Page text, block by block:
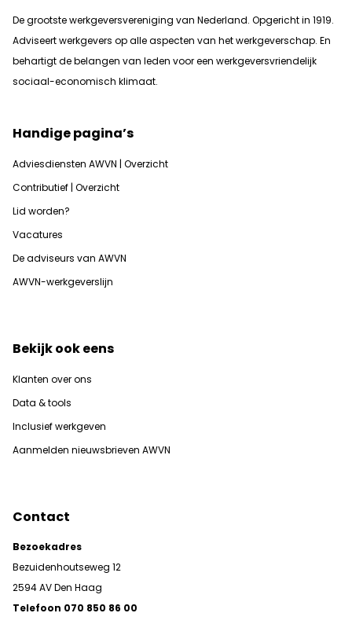
De grootste werkgeversvereniging van Nederland. Opgericht in 1919.
Adviseert werkgevers op alle aspecten van het werkgeverschap. En
behartigt de belangen van leden voor een werkgeversvriendelijk
sociaal-economisch klimaat.
Handige pagina’s
Adviesdiensten AWVN | Overzicht
Contributief | Overzicht
Lid worden?
Vacatures
De adviseurs van AWVN
AWVN-werkgeverslijn
Bekijk ook eens
Klanten over ons
Data & tools
Inclusief werkgeven
Aanmelden nieuwsbrieven AWVN
Contact
Bezoekadres
Bezuidenhoutseweg 12
2594 AV Den Haag
Telefoon 070 850 86 00